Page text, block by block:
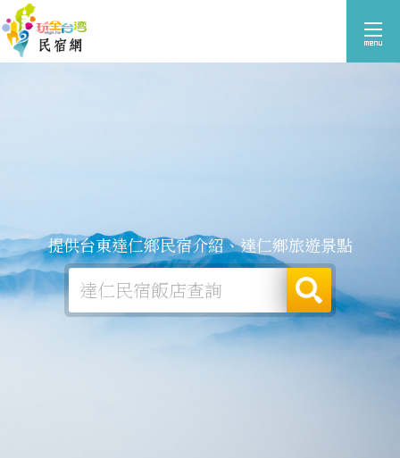
提供台東達仁鄉民宿介紹、達仁鄉旅遊景點